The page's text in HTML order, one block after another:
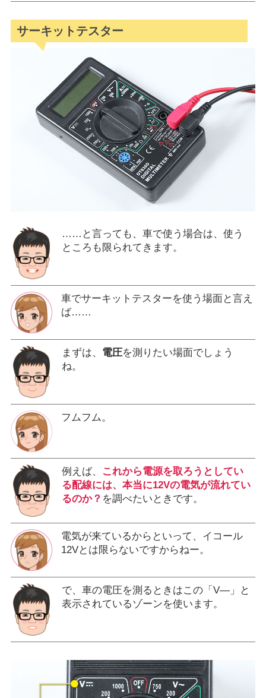
サーキットテスター
……と言っても、車で使う場合は、使う
ところも限られてきます。
車でサーキットテスターを使う場面と言え
ば……
まずは、 電圧を測りたい場面でしょう
ね。
フムフム。
例えば、
これから電源を取ろうとしてい
る配線には、本当に12Vの電気が流れてい
るのか？ を調べたいときです。
電気が来ているからといって、イコール
12Vとは限らないですからねー。
で、車の電圧を測るときはこの「V―」と
表示されているゾーンを使います。